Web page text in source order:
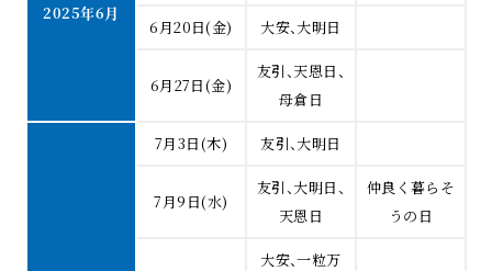
2025年6月
6月20日(金) 大安、大明日
6月27日(金)
友引、天恩日、
母倉日
7月3日(木) 友引、大明日
7月9日(水)
友引、大明日、
天恩日
仲良く暮らそ
うの日
大安、一粒万